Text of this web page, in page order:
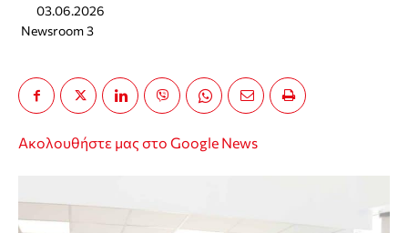
03.06.2026
Newsroom 3
Ακολουθήστε μας στο Google News